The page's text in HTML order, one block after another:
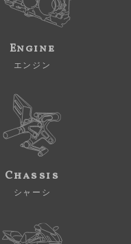
Engine
エンジン
Chassis
シャーシ